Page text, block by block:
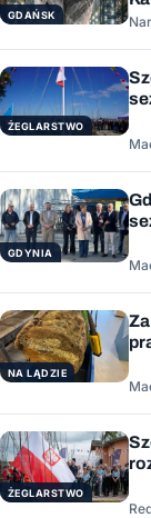
GDAŃSK
ŻEGLARSTWO
GDYNIA
NA LĄDZIE
ŻEGLARSTWO